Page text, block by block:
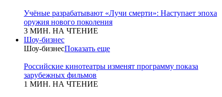
Учёные разрабатывают «Лучи смерти»: Наступает эпоха
оружия нового поколения
3 МИН. НА ЧТЕНИЕ
Шоу-бизнес
Шоу-бизнесПоказать еще
Российские кинотеатры изменят программу показа
зарубежных фильмов
1 МИН. НА ЧТЕНИЕ